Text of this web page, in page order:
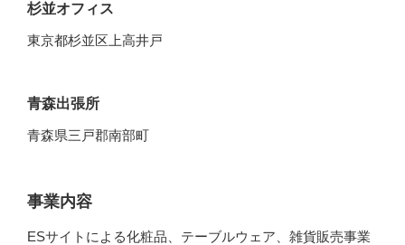
杉並オフィス
東京都杉並区上高井戸
青森出張所
青森県三戸郡南部町
事業内容
ESサイトによる化粧品、テーブルウェア、雑貨販売事業